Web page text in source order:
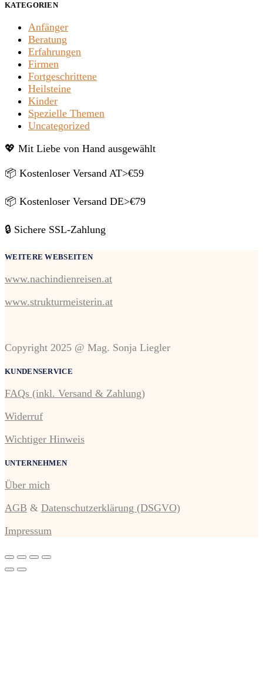
KATEGORIEN
Anfänger
Beratung
Erfahrungen
Firmen
Fortgeschrittene
Heilsteine
Kinder
Spezielle Themen
Uncategorized
💖 Mit Liebe von Hand ausgewählt
📦 Kostenloser Versand AT>€59
📦 Kostenloser Versand DE>€79
🔒 Sichere SSL-Zahlung
WEITERE WEBSEITEN
www.nachindienreisen.at
www.strukturmeisterin.at
Copyright 2025 @ Mag. Sonja Liegler
KUNDENSERVICE
FAQs (inkl. Versand & Zahlung)
Widerruf
Wichtiger Hinweis
UNTERNEHMEN
Über mich
AGB & Datenschutzerklärung (DSGVO)
Impressum